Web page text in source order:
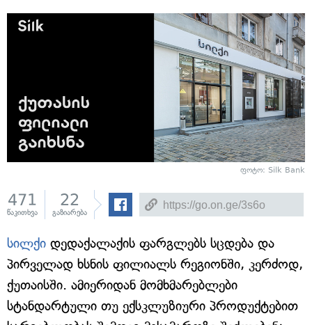
ფოტო: Silk Bank
471
წაკითხვა
22
გაზიარება
სილქი დედაქალაქის ფარგლებს სცდება და
პირველად ხსნის ფილიალს რეგიონში, კერძოდ,
ქუთაისში. ამიერიდან მომხმარებლები
სტანდარტული თუ ექსკლუზიური პროდუქტებით